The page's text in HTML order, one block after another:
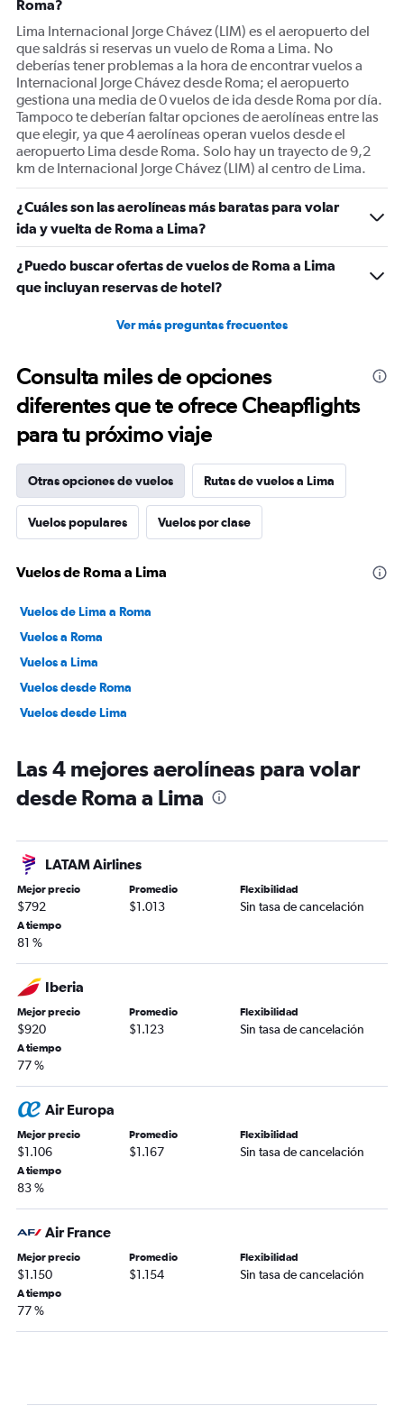
axis
displaying
values.
Range:
0
to
1800.
Roma?
Lima Internacional Jorge Chávez (LIM) es el aeropuerto del
que saldrás si reservas un vuelo de Roma a Lima. No
deberías tener problemas a la hora de encontrar vuelos a
Internacional Jorge Chávez desde Roma; el aeropuerto
gestiona una media de 0 vuelos de ida desde Roma por día.
Tampoco te deberían faltar opciones de aerolíneas entre las
que elegir, ya que 4 aerolíneas operan vuelos desde el
aeropuerto Lima desde Roma. Solo hay un trayecto de 9,2
km de Internacional Jorge Chávez (LIM) al centro de Lima.
¿Cuáles son las aerolíneas más baratas para volar
ida y vuelta de Roma a Lima?
¿Puedo buscar ofertas de vuelos de Roma a Lima
que incluyan reservas de hotel?
Ver más preguntas frecuentes
Consulta miles de opciones
diferentes que te ofrece Cheapflights
para tu próximo viaje
Otras opciones de vuelos Rutas de vuelos a Lima
Vuelos populares Vuelos por clase
Vuelos de Roma a Lima
Vuelos de Lima a Roma
Vuelos a Roma
Vuelos a Lima
Vuelos desde Roma
Vuelos desde Lima
Las 4 mejores aerolíneas para volar
desde Roma a Lima
LATAM Airlines
Mejor precio
$792
Promedio
$1.013
Flexibilidad
Sin tasa de cancelación
A tiempo
81 %
Iberia
Mejor precio
$920
Promedio
$1.123
Flexibilidad
Sin tasa de cancelación
A tiempo
77 %
Air Europa
Mejor precio
$1.106
Promedio
$1.167
Flexibilidad
Sin tasa de cancelación
A tiempo
83 %
Air France
Mejor precio
$1.150
Promedio
$1.154
Flexibilidad
Sin tasa de cancelación
A tiempo
77 %